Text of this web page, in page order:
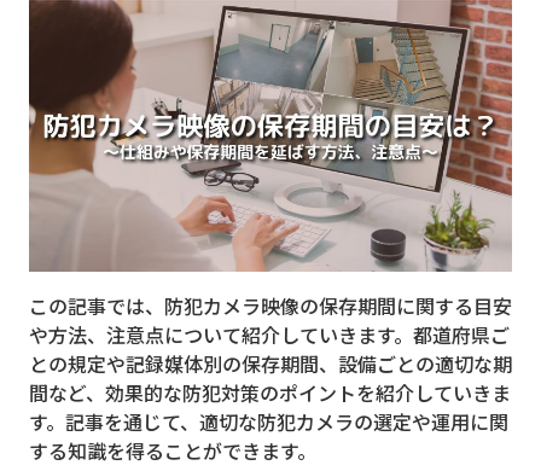
ビッグデータ
MVNO
スマート漁業
5G
クラウド
M2M
VPN
スマート〇〇
この記事では、防犯カメラ映像の保存期間に関する目安
や方法、注意点について紹介していきます。都道府県ご
との規定や記録媒体別の保存期間、設備ごとの適切な期
間など、効果的な防犯対策のポイントを紹介していきま
す。記事を通じて、適切な防犯カメラの選定や運用に関
する知識を得ることができます。